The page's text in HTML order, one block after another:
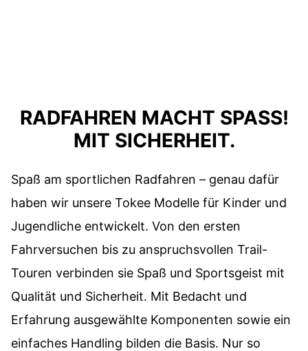
RADFAHREN MACHT SPASS! M
IT SICHERHEIT.
Spaß am sportlichen Radfahren – genau dafür
haben wir unsere Tokee Modelle für Kinder und
Jugendliche entwickelt. Von den ersten
Fahrversuchen bis zu anspruchsvollen Trail-
Touren verbinden sie Spaß und Sportsgeist mit
Qualität und Sicherheit. Mit Bedacht und
Erfahrung ausgewählte Komponenten sowie ein
einfaches Handling bilden die Basis. Nur so